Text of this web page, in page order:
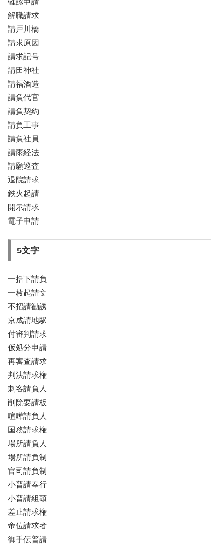
確認申請
解職請求
請戸川橋
請求原因
請求記号
請田神社
請福酒造
請負代官
請負契約
請負工事
請負社員
請雨経法
請願巡査
退院請求
鉄火起請
開示請求
電子申請
5文字
一括下請負
一枚起請文
不招請勧誘
京成請地駅
付審判請求
仮処分申請
再審査請求
判決請求権
刺客請負人
削除要請板
喧嘩請負人
国務請求権
場所請負人
場所請負制
官司請負制
小普請奉行
小普請組頭
差止請求権
帝位請求者
御手伝普請